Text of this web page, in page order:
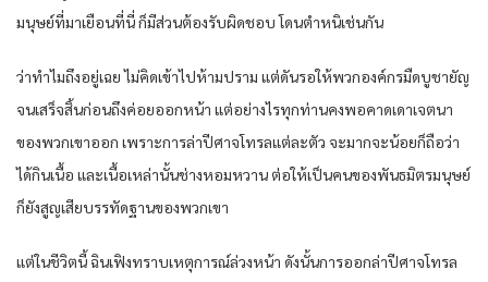
มนุษย์ที่มาเยือนที่นี่ ก็มีส่วนต้องรับผิดชอบ โดนตำหนิเช่นกัน
ว่าทำไมถึงอยู่เฉย ไม่คิดเข้าไปห้ามปราม แต่ดันรอให้พวกองค์กรมืดบูชายัญ
จนเสร็จสิ้นก่อนถึงค่อยออกหน้า แต่อย่างไรทุกท่านคงพอคาดเดาเจตนา
ของพวกเขาออก เพราะการล่าปีศาจโทรลแต่ละตัว จะมากจะน้อยก็ถือว่า
ได้กินเนื้อ และเนื้อเหล่านั้นช่างหอมหวาน ต่อให้เป็นคนของพันธมิตรมนุษย์
ก็ยังสูญเสียบรรทัดฐานของพวกเขา
แต่ในชีวิตนี้ ฉินเฟิงทราบเหตุการณ์ล่วงหน้า ดังนั้นการออกล่าปีศาจโทรล